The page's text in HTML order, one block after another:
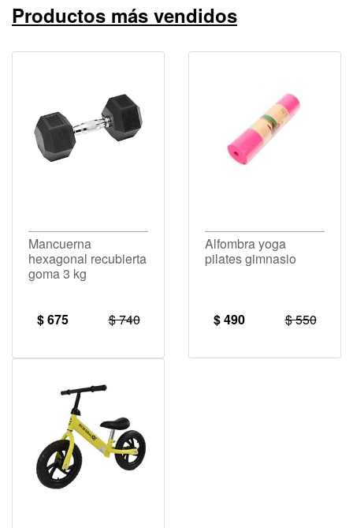
Productos más vendidos
Mancuerna
hexagonal recubierta
goma 3 kg
$ 675 $ 740
Alfombra yoga
pilates gimnasio
$ 490 $ 550